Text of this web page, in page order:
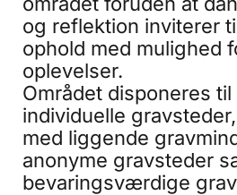
og reflektion inviterer
ophold med mulighed
oplevelser.
Området disponeres til
individuelle
med liggende
anonyme gravsteder
bevaringsværdige